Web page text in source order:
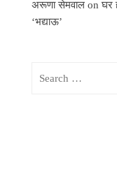
अरूणा सेमवाल onघर
‘भद्याऊ’